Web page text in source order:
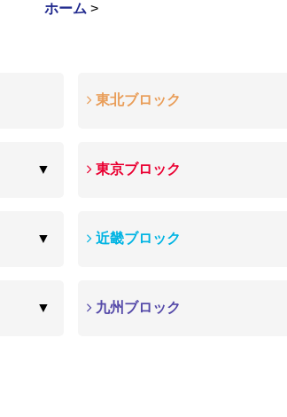
ホーム >
東北ブロック
東京ブロック
近畿ブロック
九州ブロック